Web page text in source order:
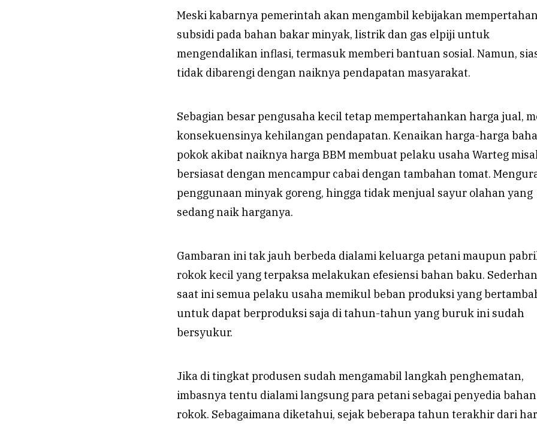
Meski kabarnya pemerintah akan mengambil kebijakan
subsidi pada bahan bakar minyak, listrik dan gas elpiji untuk
mengendalikan inflasi, termasuk memberi bantuan sosial. Namun,
tidak dibarengi dengan naiknya pendapatan masyarakat.
Sebagian besar pengusaha kecil tetap mempertahankan harga jual,
konsekuensinya kehilangan pendapatan. Kenaikan harga-harga
pokok akibat naiknya harga BBM membuat pelaku usaha Warteg
bersiasat dengan mencampur cabai dengan tambahan tomat.
penggunaan minyak goreng, hingga tidak menjual sayur olahan yang
sedang naik harganya.
Gambaran ini tak jauh berbeda dialami keluarga petani maupun
rokok kecil yang terpaksa melakukan efesiensi bahan baku.
saat ini semua pelaku usaha memikul beban produksi yang
untuk dapat berproduksi saja di tahun-tahun yang buruk ini sudah
bersyukur.
Jika di tingkat produsen sudah mengamabil langkah penghematan,
imbasnya tentu dialami langsung para petani sebagai penyedia
rokok. Sebagaimana diketahui, sejak beberapa tahun terakhir dari